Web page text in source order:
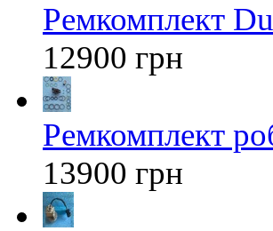
Ремкомплект
12900 грн
Ремкомплект
13900 грн